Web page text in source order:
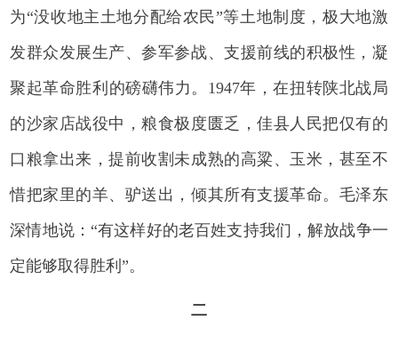
为“没收地主土地分配给农民”等土地制度，极大地激
发群众发展生产、参军参战、支援前线的积极性，凝
聚起革命胜利的磅礴伟力。1947年，在扭转陕北战局
的沙家店战役中，粮食极度匮乏，佳县人民把仅有的
口粮拿出来，提前收割未成熟的高粱、玉米，甚至不
惜把家里的羊、驴送出，倾其所有支援革命。毛泽东
深情地说：“有这样好的老百姓支持我们，解放战争一
定能够取得胜利”。
二